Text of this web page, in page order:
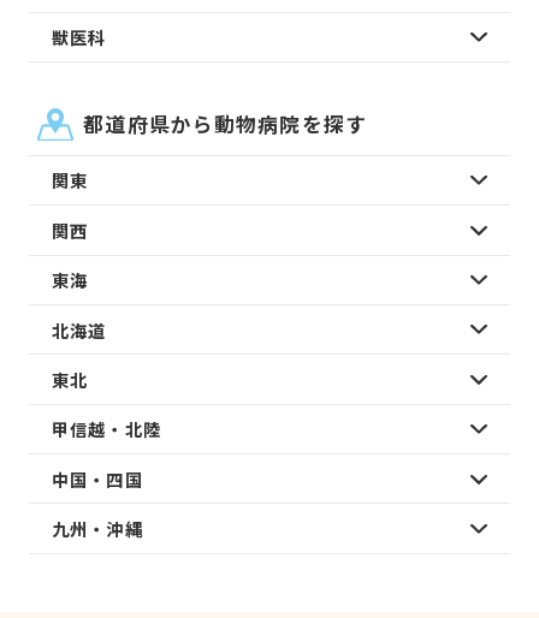
獣医科
都道府県から動物病院を探す
関東
関西
東海
北海道
東北
甲信越・北陸
中国・四国
九州・沖縄